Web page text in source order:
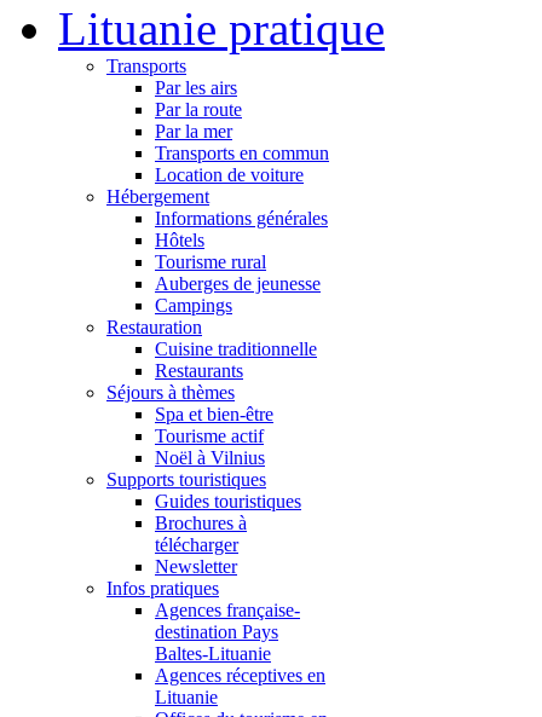
Lituanie pratique
Transports
Par les airs
Par la route
Par la mer
Transports en commun
Location de voiture
Hébergement
Informations générales
Hôtels
Tourisme rural
Auberges de jeunesse
Campings
Restauration
Cuisine traditionnelle
Restaurants
Séjours à thèmes
Spa et bien-être
Tourisme actif
Noël à Vilnius
Supports touristiques
Guides touristiques
Brochures à
télécharger
Newsletter
Infos pratiques
Agences française-
destination Pays
Baltes-Lituanie
Agences réceptives en
Lituanie